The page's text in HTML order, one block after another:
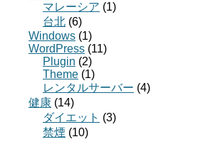
マレーシア (1)
台北 (6)
Windows (1)
WordPress (11)
Plugin (2)
Theme (1)
レンタルサーバー (4)
健康 (14)
ダイエット (3)
禁煙 (10)